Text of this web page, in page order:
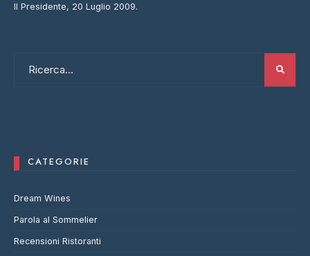
Il Presidente, 20 Luglio 2009.
CATEGORIE
Dream Wines
Parola al Sommelier
Recensioni Ristoranti